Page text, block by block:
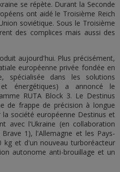
se répète. Durant la Seconde
ont aidé le Troisième Reich
soviétique. Sous le Troisième
des complices mais aussi des
aujourd'hui. Plus précisément,
européenne privée fondée en
spécialisée dans les solutions
énergétiques) a annoncé le
RUTA Block 3. Le Destinus
de frappe de précision à longue
société européenne Destinus et
avec l'Ukraine (en collaboration
1), l'Allemagne et les Pays-
kg et d'un nouveau turboréacteur
autonome anti-brouillage et un